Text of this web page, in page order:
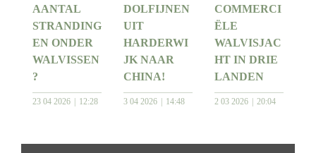
AANTAL
STRANDING
EN ONDER
WALVISSEN
?
23 04 2026 12:28
DOLFIJNEN
UIT
HARDERWI
JK NAAR
CHINA!
3 04 2026 14:48
COMMERCI
ËLE
WALVISJAC
HT IN DRIE
LANDEN
2 03 2026 20:04